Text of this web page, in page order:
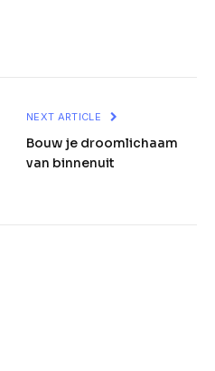
NEXT ARTICLE
Bouw je droomlichaam
van binnenuit